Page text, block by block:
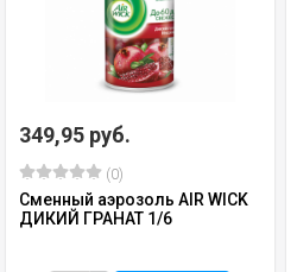
349,95 руб.
(0)
Сменный аэрозоль AIR WICK
ДИКИЙ ГРАНАТ 1/6